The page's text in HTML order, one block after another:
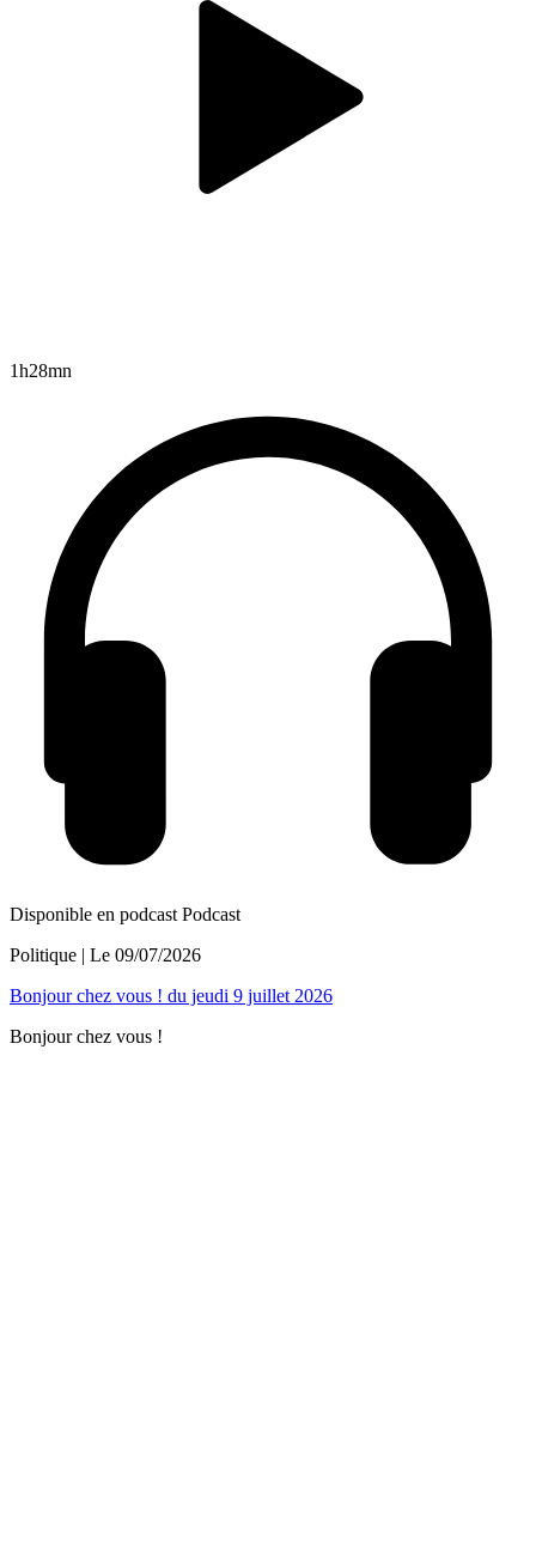
1h28mn
Disponible en podcast Podcast
Politique | Le 09/07/2026
Bonjour chez vous ! du jeudi 9 juillet 2026
Bonjour chez vous !